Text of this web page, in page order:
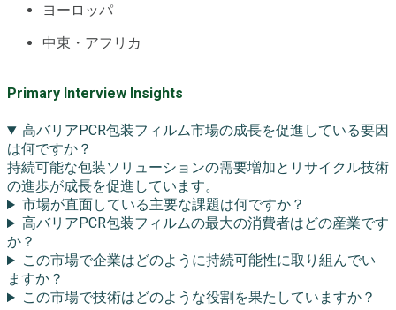
ヨーロッパ
中東・アフリカ
Primary Interview Insights
高バリアPCR包装フィルム市場の成長を促進している要因
は何ですか？
持続可能な包装ソリューションの需要増加とリサイクル技術
の進歩が成長を促進しています。
市場が直面している主要な課題は何ですか？
高バリアPCR包装フィルムの最大の消費者はどの産業です
か？
この市場で企業はどのように持続可能性に取り組んでい
ますか？
この市場で技術はどのような役割を果たしていますか？